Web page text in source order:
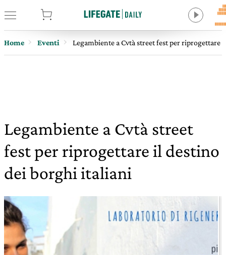
Home Eventi Legambiente a Cvtà street fest per riprogettare
Legambiente a Cvtà street
fest per riprogettare il destino
dei borghi italiani